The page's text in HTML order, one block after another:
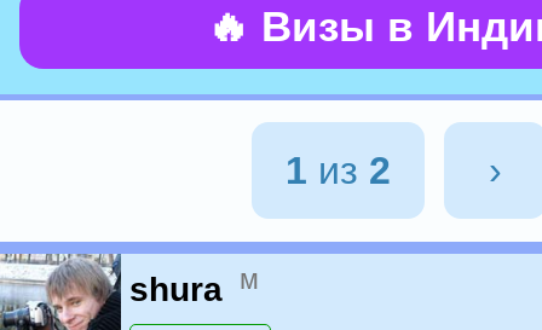
🔥 Визы в
1 из 2 ›
shura м